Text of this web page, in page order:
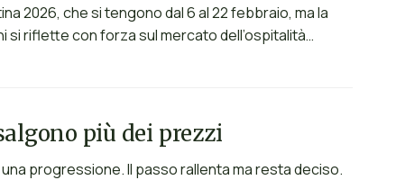
2026, che si tengono dal 6 al 22 febbraio, ma la
si riflette con forza sul mercato dell’ospitalità…
più dei prezzi
progressione. Il passo rallenta ma resta deciso.